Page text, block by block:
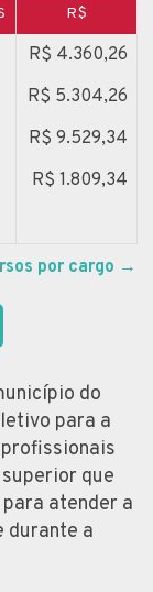
R$
R$ 4.360,26
R$ 5.304,26
R$ 9.529,34
R$ 1.809,34
por cargo →
do
para a
que
atender a
durante a